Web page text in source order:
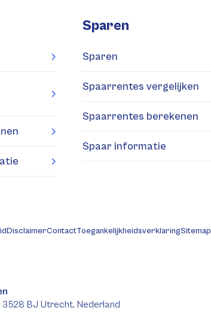
Sparen
Sparen
Spaarrentes vergelijken
Spaarrentes berekenen
Spaar informatie
DisclaimerContactToegankelijkheidsverklaringSitemap
BJ Utrecht, Nederland